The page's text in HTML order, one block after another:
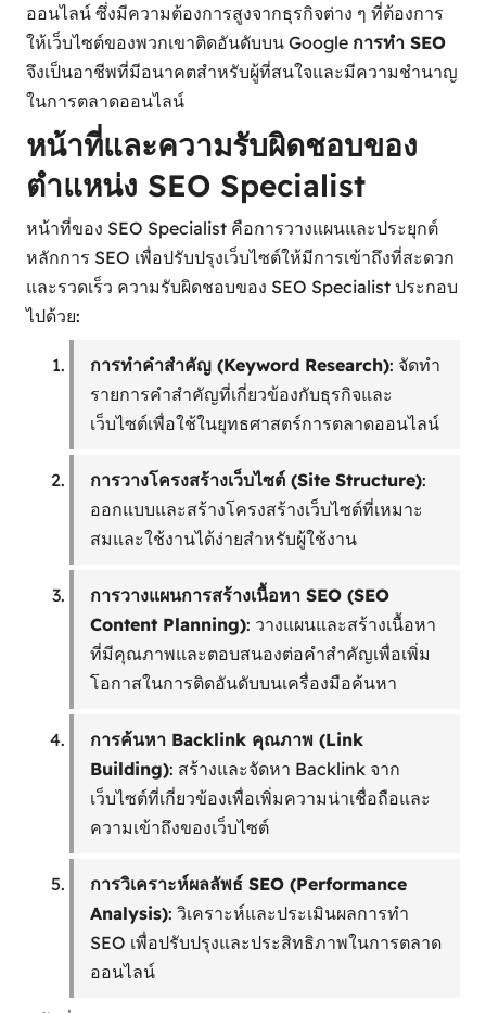
ออนไลน์ ซึ่งมีความต้องการสูงจากธุรกิจต่าง ๆ ที่ต้องการ
ให้เว็บไซต์ของพวกเขาติดอันดับบน Google การทำ SEO
จึงเป็นอาชีพที่มีอนาคตสำหรับผู้ที่สนใจและมีความชำนาญ
ในการตลาดออนไลน์
หน้าที่และความรับผิดชอบของ
ตำแหน่ง SEO Specialist
หน้าที่ของ SEO Specialist คือการวางแผนและประยุกต์
หลักการ SEO เพื่อปรับปรุงเว็บไซต์ให้มีการเข้าถึงที่สะดวก
และรวดเร็ว ความรับผิดชอบของ SEO Specialist ประกอบ
ไปด้วย:
การทำคำสำคัญ (Keyword Research): จัดทำ
รายการคำสำคัญที่เกี่ยวข้องกับธุรกิจและ
เว็บไซต์เพื่อใช้ในยุทธศาสตร์การตลาดออนไลน์
การวางโครงสร้างเว็บไซต์ (Site Structure):
ออกแบบและสร้างโครงสร้างเว็บไซต์ที่เหมาะ
สมและใช้งานได้ง่ายสำหรับผู้ใช้งาน
การวางแผนการสร้างเนื้อหา SEO (SEO
Content Planning): วางแผนและสร้างเนื้อหา
ที่มีคุณภาพและตอบสนองต่อคำสำคัญเพื่อเพิ่ม
โอกาสในการติดอันดับบนเครื่องมือค้นหา
การค้นหา Backlink คุณภาพ (Link
Building): สร้างและจัดหา Backlink จาก
เว็บไซต์ที่เกี่ยวข้องเพื่อเพิ่มความน่าเชื่อถือและ
ความเข้าถึงของเว็บไซต์
การวิเคราะห์ผลลัพธ์ SEO (Performance
Analysis): วิเคราะห์และประเมินผลการทำ
SEO เพื่อปรับปรุงและประสิทธิภาพในการตลาด
ออนไลน์